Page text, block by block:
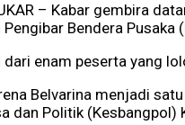
– Kabar gembira
Pengibar Bendera
enam peserta yang
Belvarina menjadi
dan Politik